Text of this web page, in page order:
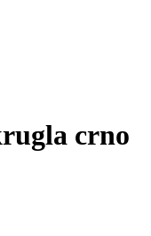
crno